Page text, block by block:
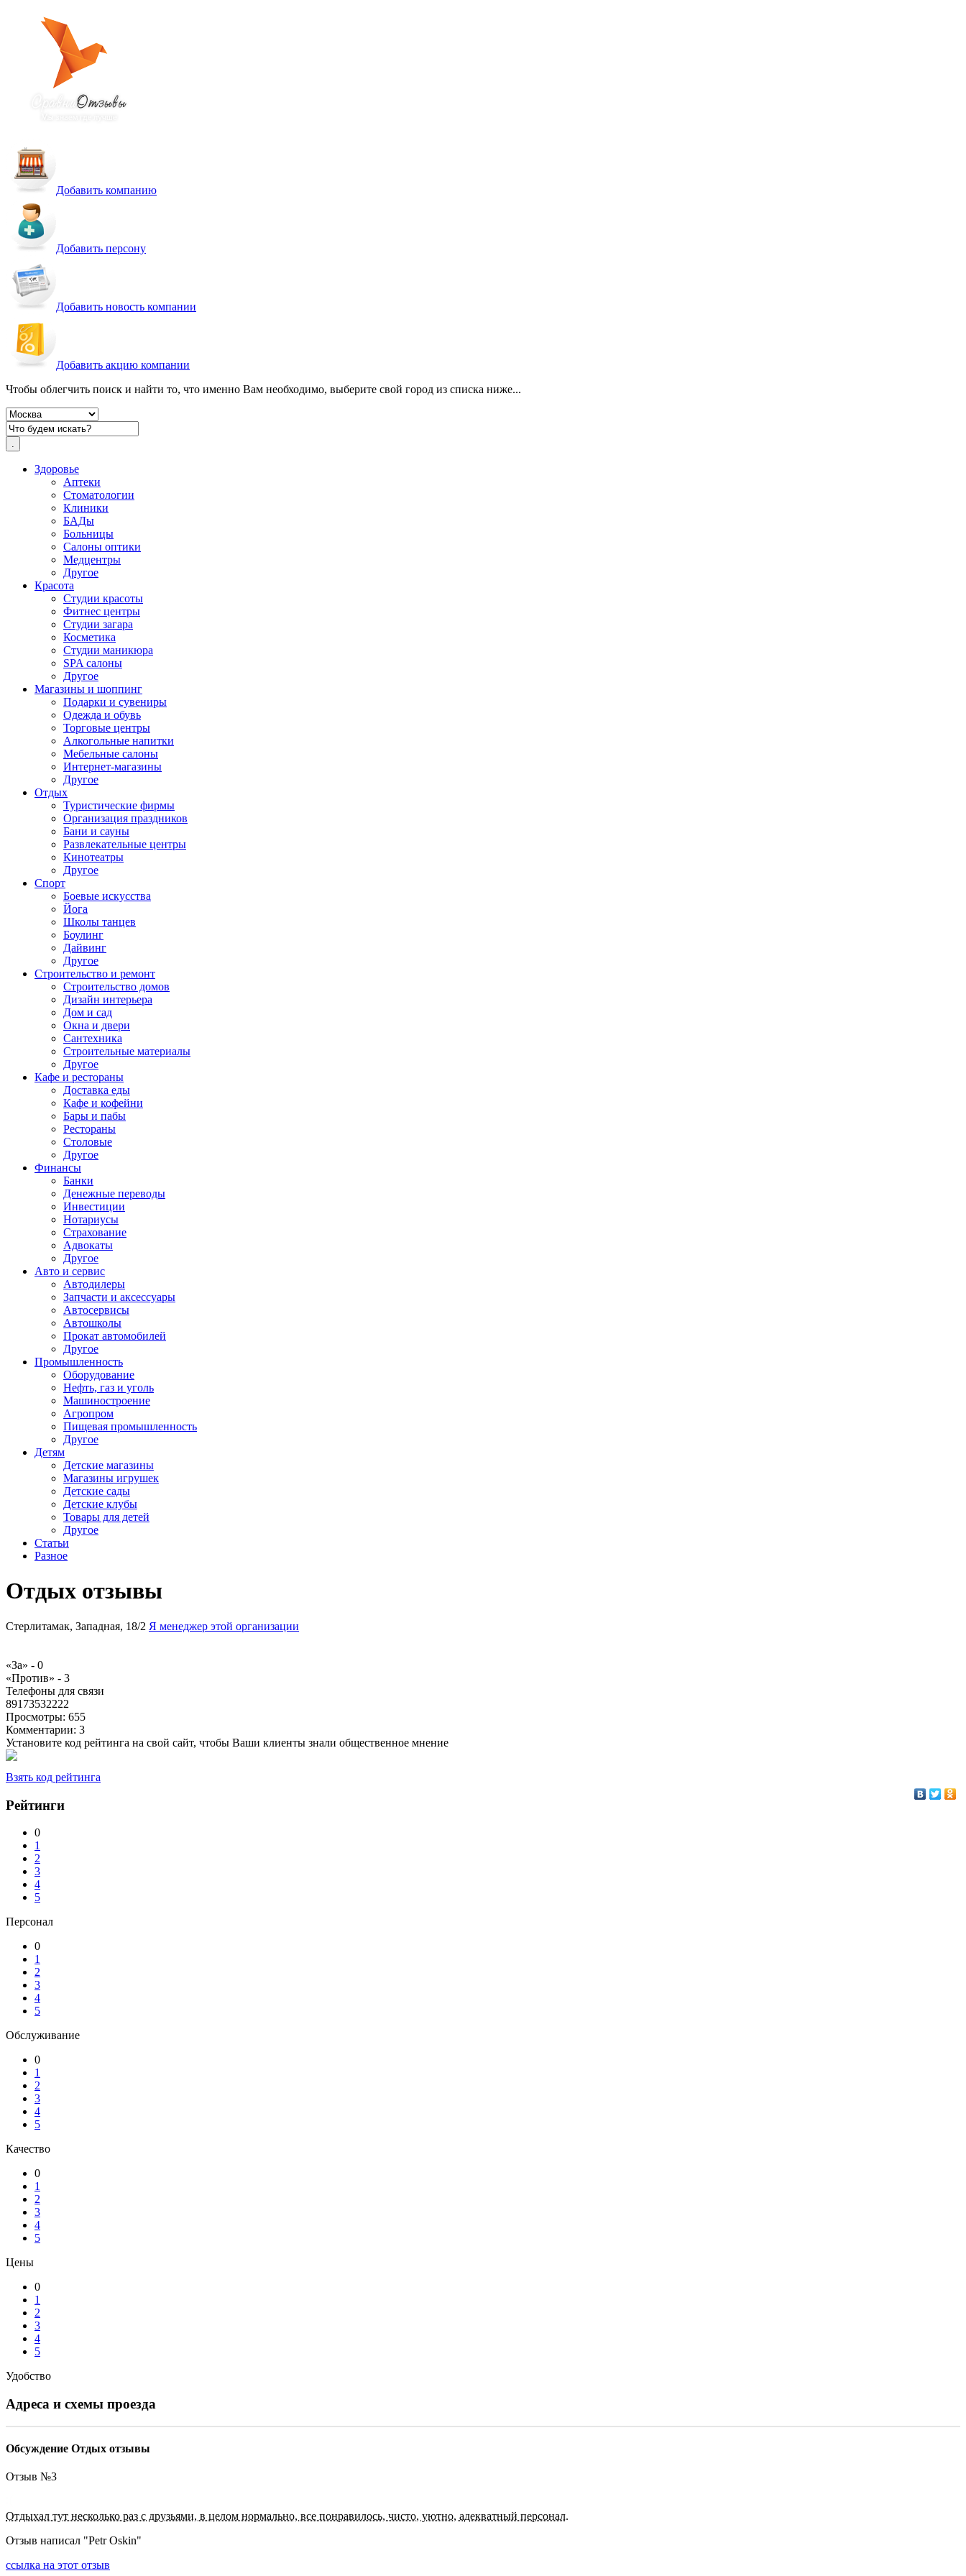
Добавить компанию
Добавить персону
Добавить новость компании
Добавить акцию компании
Чтобы облегчить поиск и найти то, что именно Вам необходимо, выберите свой город из списка ниже...
Здоровье
Аптеки
Стоматологии
Клиники
БАДы
Больницы
Салоны оптики
Медцентры
Другое
Красота
Студии красоты
Фитнес центры
Студии загара
Косметика
Студии маникюра
SPA салоны
Другое
Магазины и шоппинг
Подарки и сувениры
Одежда и обувь
Торговые центры
Алкогольные напитки
Мебельные салоны
Интернет-магазины
Другое
Отдых
Туристические фирмы
Организация праздников
Бани и сауны
Развлекательные центры
Кинотеатры
Другое
Спорт
Боевые искусства
Йога
Школы танцев
Боулинг
Дайвинг
Другое
Строительство и ремонт
Строительство домов
Дизайн интерьера
Дом и сад
Окна и двери
Сантехника
Строительные материалы
Другое
Кафе и рестораны
Доставка еды
Кафе и кофейни
Бары и пабы
Рестораны
Столовые
Другое
Финансы
Банки
Денежные переводы
Инвестиции
Нотариусы
Страхование
Адвокаты
Другое
Авто и сервис
Автодилеры
Запчасти и аксессуары
Автосервисы
Автошколы
Прокат автомобилей
Другое
Промышленность
Оборудование
Нефть, газ и уголь
Машиностроение
Агропром
Пищевая промышленность
Другое
Детям
Детские магазины
Магазины игрушек
Детские сады
Детские клубы
Товары для детей
Другое
Статьи
Разное
Отдых отзывы
Стерлитамак, Западная, 18/2 Я менеджер этой организации
«За» - 0
«Против» - 3
Телефоны для связи
89173532222
Просмотры: 655
Комментарии: 3
Установите код рейтинга на свой сайт, чтобы Ваши клиенты знали общественное мнение
Взять код рейтинга
Рейтинги
0
1
2
3
4
5
Персонал
0
1
2
3
4
5
Обслуживание
0
1
2
3
4
5
Качество
0
1
2
3
4
5
Цены
0
1
2
3
4
5
Удобство
Адреса и схемы проезда
Обсуждение Отдых отзывы
Отзыв №3
Отдыхал тут несколько раз с друзьями, в целом нормально, все понравилось, чисто, уютно, адекватный персонал.
Отзыв написал "Petr Oskin"
ссылка на этот отзыв